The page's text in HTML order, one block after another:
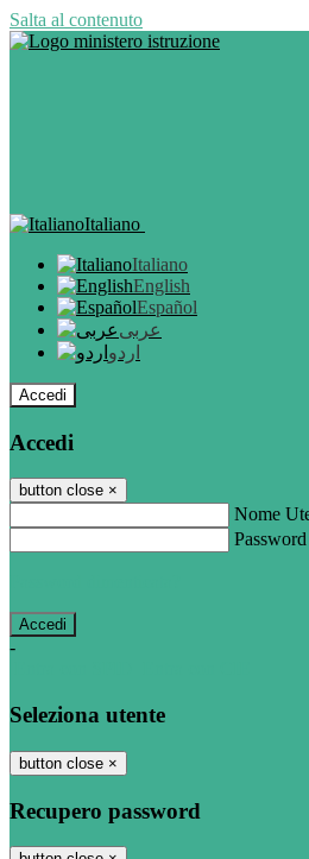
Salta al contenuto
Italiano
Italiano
English
Español
عربى
اردو
Accedi
Accedi
button close ×
Nome
Password
-
Seleziona utente
button close ×
Recupero password